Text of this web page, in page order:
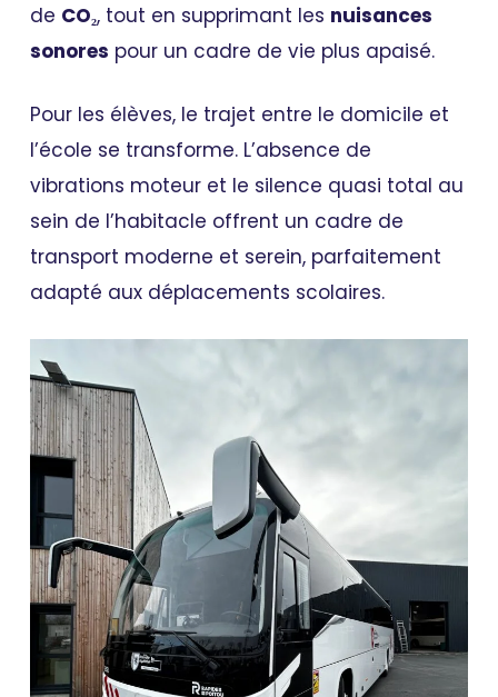
de CO₂, tout en supprimant les nuisances
sonores pour un cadre de vie plus apaisé.
Pour les élèves, le trajet entre le domicile et
l’école se transforme. L’absence de
vibrations moteur et le silence quasi total au
sein de l’habitacle offrent un cadre de
transport moderne et serein, parfaitement
adapté aux déplacements scolaires.